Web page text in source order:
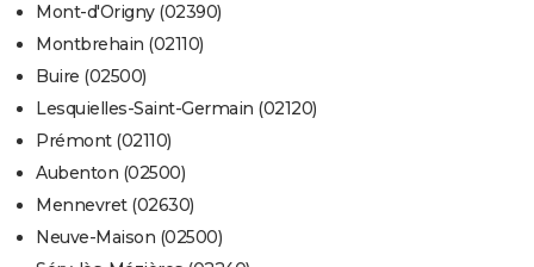
Mont-d'Origny (02390)
Montbrehain (02110)
Buire (02500)
Lesquielles-Saint-Germain (02120)
Prémont (02110)
Aubenton (02500)
Mennevret (02630)
Neuve-Maison (02500)